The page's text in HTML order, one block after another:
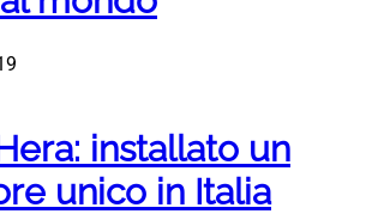
installato un
unico in Italia